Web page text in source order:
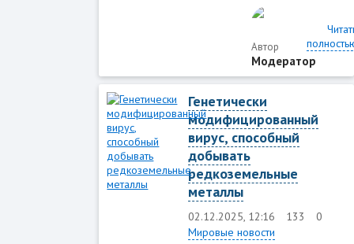
Автор
Модератор
Генетически
модифицированный
вирус, способный
добывать
редкоземельные
металлы
02.12.2025, 12:16 133
0
Мировые новости